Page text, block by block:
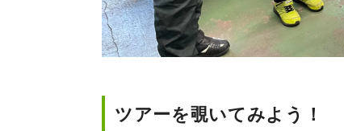
ツアーを覗いてみよう！